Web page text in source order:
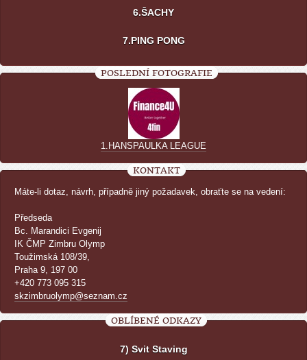
6.ŠACHY
7.PING PONG
POSLEDNÍ FOTOGRAFIE
1.HANSPAULKA LEAGUE
KONTAKT
Máte-li dotaz, návrh, případně jiný požadavek, obraťte se na vedení:
Předseda
Bc. Marandici Evgenij
IK ČMP Zimbru Olymp
Toužimská 108/39,
Praha 9, 197 00
+420 773 095 315
skzimbruolymp@seznam.cz
OBLÍBENÉ ODKAZY
7) Svit Staving